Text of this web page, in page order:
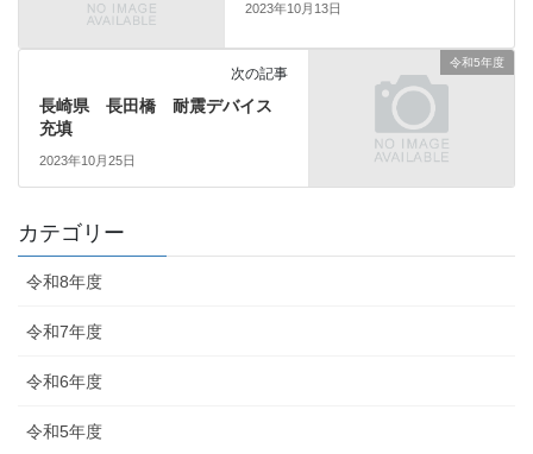
2023年10月13日
令和5年度
次の記事
長崎県 長田橋 耐震デバイス
充填
2023年10月25日
カテゴリー
令和8年度
令和7年度
令和6年度
令和5年度